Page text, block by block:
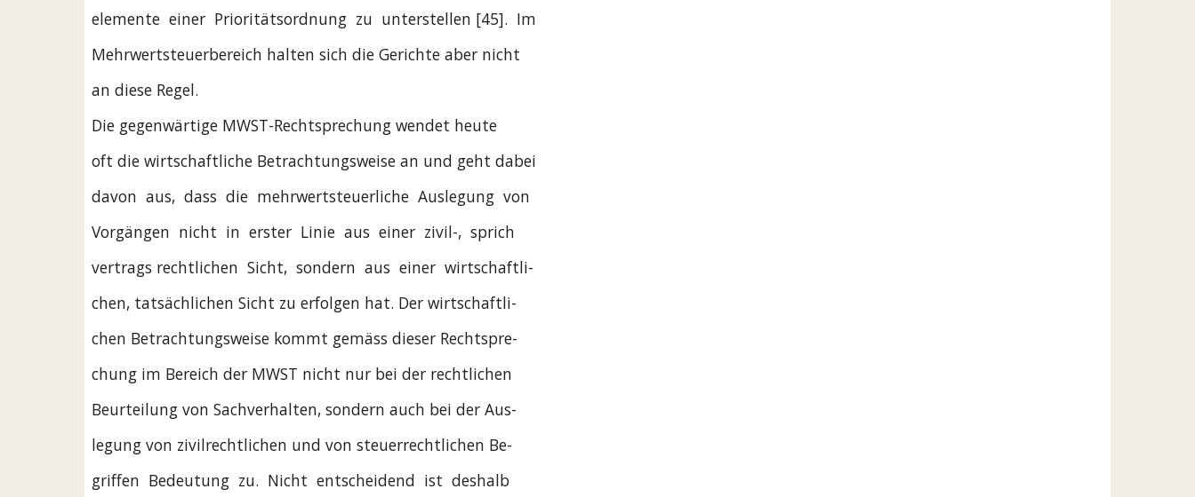
elemente  einer  Prioritätsordnung  zu  unterstellen [45].  Im
Mehrwertsteuerbereich halten sich die Gerichte aber nicht
an diese Regel.
Die gegenwärtige MWST-Rechtsprechung wendet heute
oft die wirtschaftliche Betrachtungsweise an und geht dabei
davon  aus,  dass  die  mehrwertsteuerliche  Auslegung  von
Vorgängen  nicht  in  erster  Linie  aus  einer  zivil-,  sprich
vertrags rechtlichen  Sicht,  sondern  aus  einer  wirtschaftli-
chen, tatsächlichen Sicht zu erfolgen hat. Der wirtschaftli-
chen Betrachtungsweise kommt gemäss dieser Rechtspre-
chung im Bereich der MWST nicht nur bei der rechtlichen
Beurteilung von Sachverhalten, sondern auch bei der Aus-
legung von zivilrechtlichen und von steuerrechtlichen Be-
griffen  Bedeutung  zu.  Nicht  entscheidend  ist  deshalb